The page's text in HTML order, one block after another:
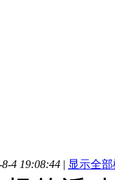
4 19:08:44 | 显示全